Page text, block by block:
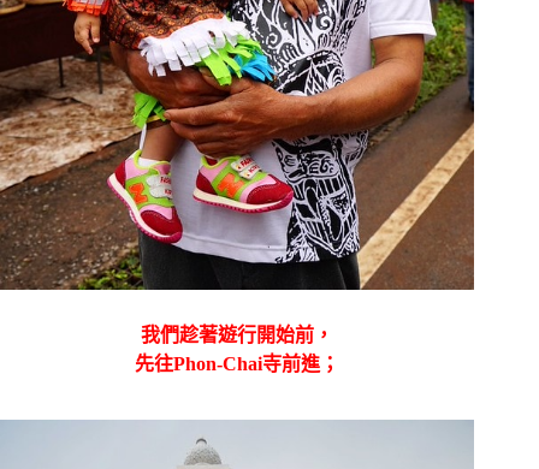
我們趁著遊行開始前，
先往Phon-Chai寺前進；